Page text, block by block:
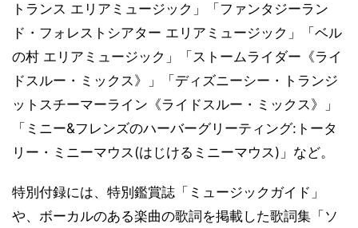
トランス エリアミュージック」「ファンタジーラン
ド・フォレストシアター エリアミュージック」「ベル
の村 エリアミュージック」「ストームライダー《ライ
ドスルー・ミックス》」「ディズニーシー・トランジ
ットスチーマーライン《ライドスルー・ミックス》」
「ミニー&フレンズのハーバーグリーティング:トータ
リー・ミニーマウス(はじけるミニーマウス)」など。
特別付録には、特別鑑賞誌「ミュージックガイド」
や、ボーカルのある楽曲の歌詞を掲載した歌詞集「ソ